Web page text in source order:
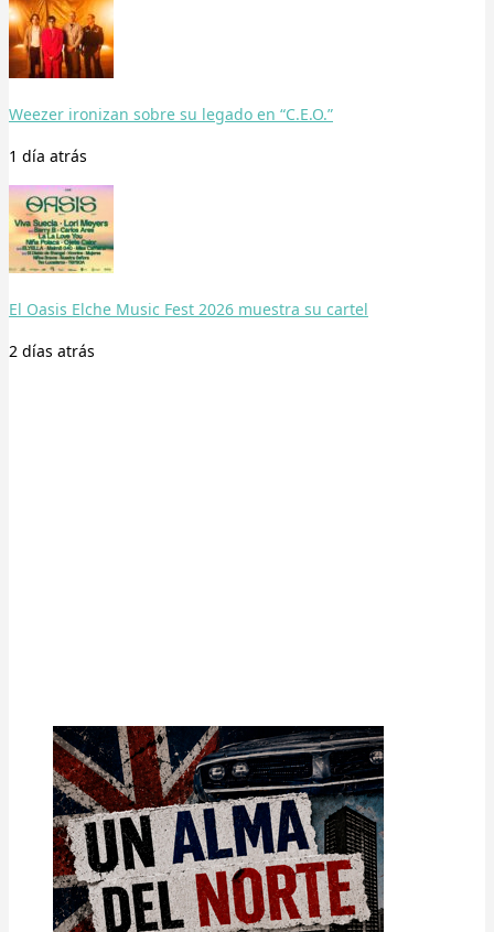
Weezer ironizan sobre su legado en “C.E.O.”
1 día atrás
El Oasis Elche Music Fest 2026 muestra su cartel
2 días atrás